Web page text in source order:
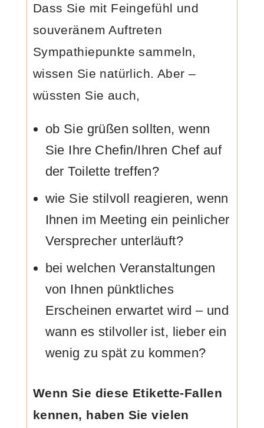
Dass Sie mit Feingefühl und
souveränem Auftreten
Sympathiepunkte sammeln,
wissen Sie natürlich. Aber –
wüssten Sie auch,
ob Sie grüßen sollten, wenn
Sie Ihre Chefin/Ihren Chef auf
der Toilette treffen?
wie Sie stilvoll reagieren, wenn
Ihnen im Meeting ein peinlicher
Versprecher unterläuft?
bei welchen Veranstaltungen
von Ihnen pünktliches
Erscheinen erwartet wird – und
wann es stilvoller ist, lieber ein
wenig zu spät zu kommen?
Wenn Sie diese Etikette-Fallen
kennen, haben Sie vielen